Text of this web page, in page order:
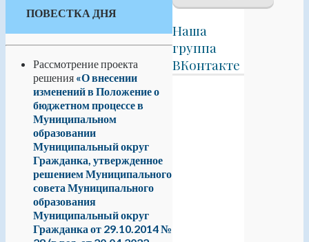
Наша
группа
ВКонтакте
ПОВЕСТКА ДНЯ
Рассмотрение проекта
решения «О внесении
изменений в Положение о
бюджетном процессе в
Муниципальном
образовании
Муниципальный округ
Гражданка, утвержденное
решением Муниципального
совета Муниципального
образования
Муниципальный округ
Гражданка от 29.10.2014 №